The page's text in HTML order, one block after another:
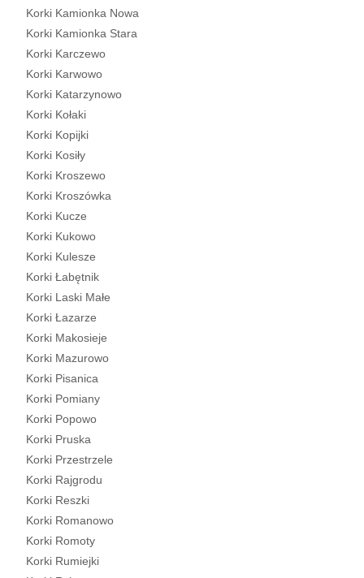
Korki Kamionka Nowa
Korki Kamionka Stara
Korki Karczewo
Korki Karwowo
Korki Katarzynowo
Korki Kołaki
Korki Kopijki
Korki Kosiły
Korki Kroszewo
Korki Kroszówka
Korki Kucze
Korki Kukowo
Korki Kulesze
Korki Łabętnik
Korki Laski Małe
Korki Łazarze
Korki Makosieje
Korki Mazurowo
Korki Pisanica
Korki Pomiany
Korki Popowo
Korki Pruska
Korki Przestrzele
Korki Rajgrodu
Korki Reszki
Korki Romanowo
Korki Romoty
Korki Rumiejki